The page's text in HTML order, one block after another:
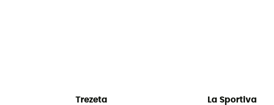
Trezeta La Sportiva